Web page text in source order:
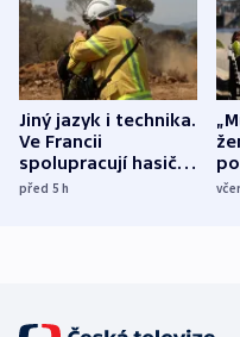
Jiný jazyk i technika.
Ve Francii
spolupracují hasiči z
různých zemí
před 5h